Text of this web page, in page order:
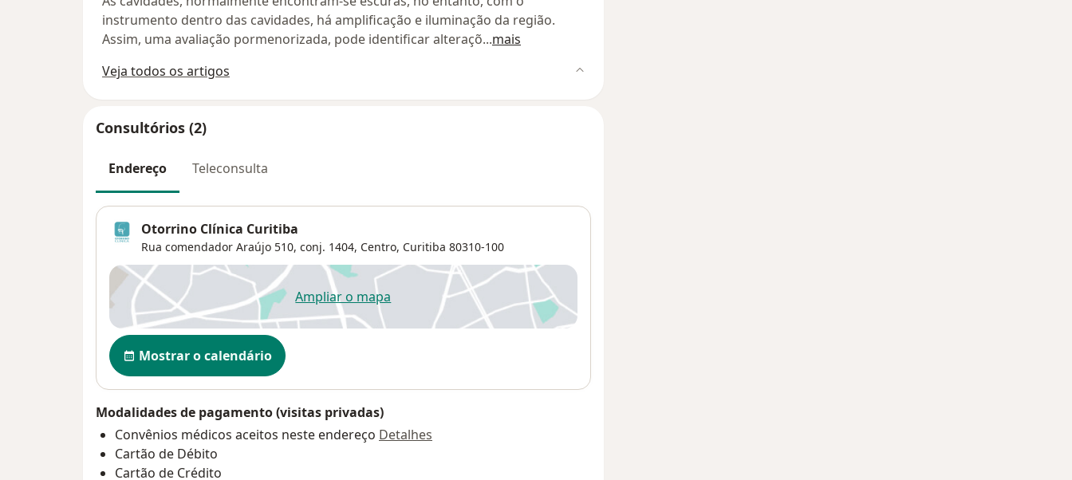
instrumento dentro das cavidades, há amplificação e iluminação da região.
Assim, uma avaliação pormenorizada, pode identificar alteraçõ...mais
Veja todos os artigos
Consultórios (2)
Endereço Teleconsulta
Otorrino Clínica Curitiba
Rua comendador Araújo 510, conj. 1404, Centro, Curitiba 80310-100
Ampliar o mapaabre num novo separador
Disponibilidade
Mostrar o calendário
Modalidades de pagamento (visitas privadas)
Convênios médicos aceitos neste endereço Detalhes
Cartão de Débito
Cartão de Crédito